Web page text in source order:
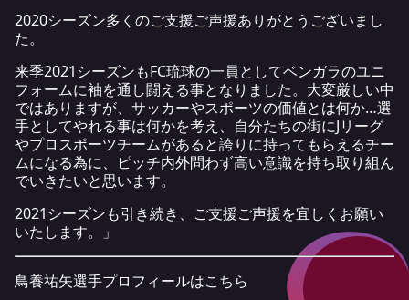
2020シーズン多くのご支援ご声援ありがとうございまし
た。
来季2021シーズンもFC琉球の一員としてベンガラのユニ
フォームに袖を通し闘える事となりました。大変厳しい中
ではありますが、サッカーやスポーツの価値とは何か…選
手としてやれる事は何かを考え、自分たちの街にJリーグ
やプロスポーツチームがあると誇りに持ってもらえるチー
ムになる為に、ピッチ内外問わず高い意識を持ち取り組ん
でいきたいと思います。
2021シーズンも引き続き、ご支援ご声援を宜しくお願い
いたします。」
鳥養祐矢選手プロフィールはこちら